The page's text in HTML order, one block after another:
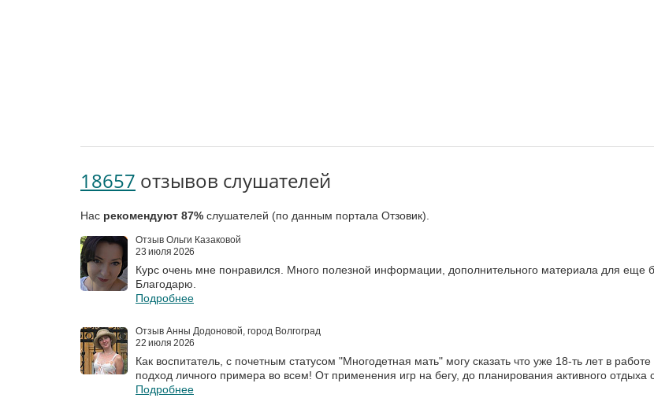
18657 отзывов слушателей
Нас рекомендуют 87% слушателей (по данным портала Отзовик).
Отзыв Ольги Казаковой
23 июля 2026
Курс очень мне понравился. Много полезной информации, дополнительного материала для еще
Благодарю.
Подробнее
Отзыв Анны Додоновой, город Волгоград
22 июля 2026
Как воспитатель, с почетным статусом "Многодетная мать" могу сказать что уже 18-ть лет в
подход личного примера во всем! От применения игр на бегу, до планирования активного отдыха
Подробнее